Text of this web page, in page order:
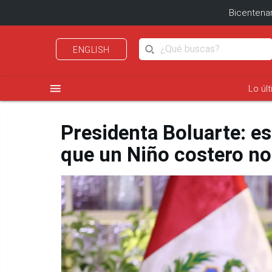
ENGLISH
menu Lo
Presidenta Boluarte:
que un Niño costero